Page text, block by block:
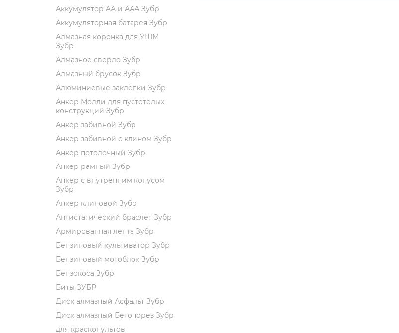
Аккумулятор AA и ААА Зубр
Аккумуляторная батарея Зубр
Алмазная коронка для УШМ
Зубр
Алмазное сверло Зубр
Алмазный брусок Зубр
Алюминиевые заклёпки Зубр
Анкер Молли для пустотелых
конструкций Зубр
Анкер забивной Зубр
Анкер забивной с клином Зубр
Анкер потолочный Зубр
Анкер рамный Зубр
Анкер с внутренним конусом
Зубр
Анкер клиновой Зубр
Антистатический браслет Зубр
Армированная лента Зубр
Бензиновый культиватор Зубр
Бензиновый мотоблок Зубр
Бензокоса Зубр
Биты ЗУБР
Диск алмазный Асфальт Зубр
Диск алмазный Бетонорез Зубр
для краскопультов